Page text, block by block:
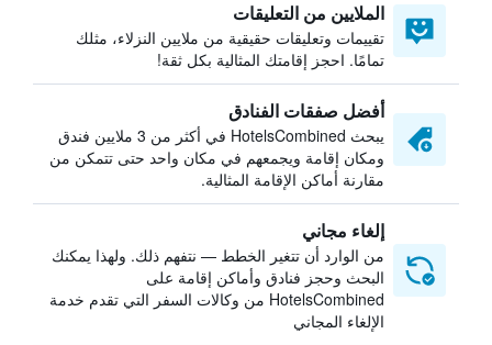
الملايين من التعليقات
تقييمات وتعليقات حقيقية من ملايين النزلاء، مثلك
تمامًا. احجز إقامتك المثالية بكل ثقة!
أفضل صفقات الفنادق
يبحث HotelsCombined في أكثر من 3 ملايين فندق
ومكان إقامة ويجمعهم في مكان واحد حتى تتمكن من
مقارنة أماكن الإقامة المثالية.
إلغاء مجاني
من الوارد أن تتغير الخطط — نتفهم ذلك. ولهذا يمكنك
البحث وحجز فنادق وأماكن إقامة على
HotelsCombined من وكالات السفر التي تقدم خدمة
الإلغاء المجاني